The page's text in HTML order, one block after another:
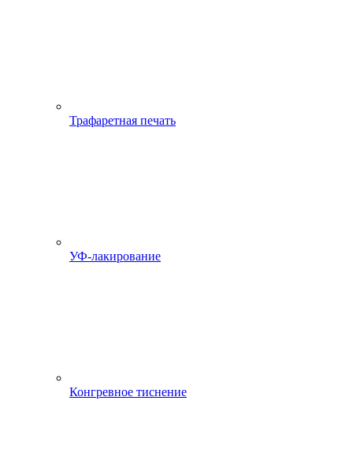
Трафаретная печать
УФ-лакирование
Конгревное тиснение